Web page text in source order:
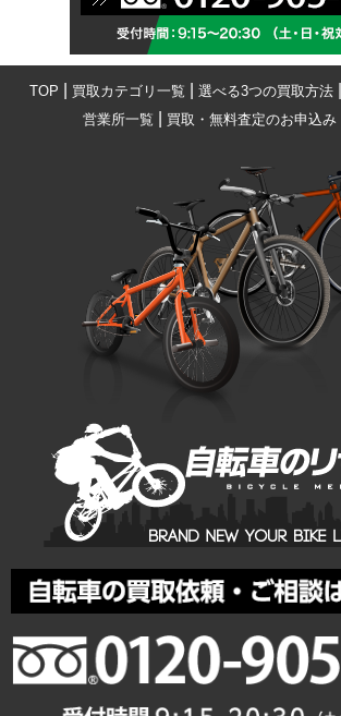
TOP 買取カテゴリ一覧 選べる3つの買取方法|
営業所一覧
買取・無料査定のお申込み|